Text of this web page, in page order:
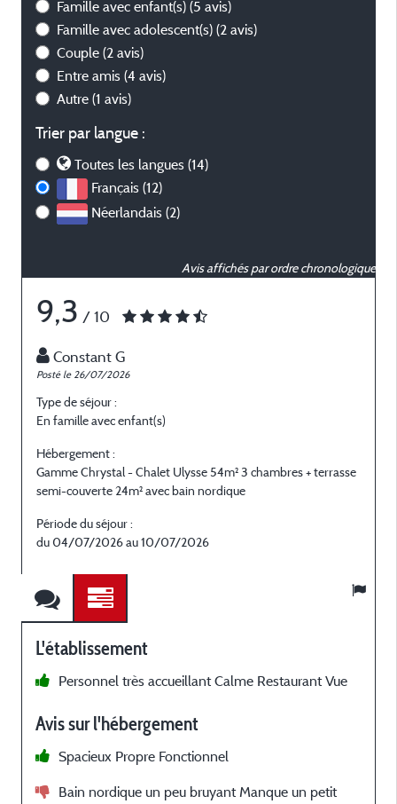
Famille avec enfant(s) (5 avis)
Famille avec adolescent(s) (2 avis)
Couple (2 avis)
Entre amis (4 avis)
Autre (1 avis)
Trier par langue :
Toutes les langues (14)
Français (12)
Néerlandais (2)
Avis affichés par ordre chronologique
9,3 / 10
Constant G
Posté le 26/07/2026
Type de séjour :
En famille avec enfant(s)
Hébergement :
Gamme Chrystal - Chalet Ulysse 54m² 3 chambres + terrasse
semi-couverte 24m² avec bain nordique
Période du séjour :
du 04/07/2026 au 10/07/2026
L'établissement
Personnel très accueillant Calme Restaurant Vue
Avis sur l'hébergement
Spacieux Propre Fonctionnel
Bain nordique un peu bruyant Manque un petit